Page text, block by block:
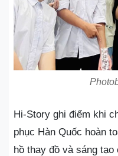
Hi-Story ghi điểm khi
phục Hàn Quốc hoàn
hồ thay đồ và sáng